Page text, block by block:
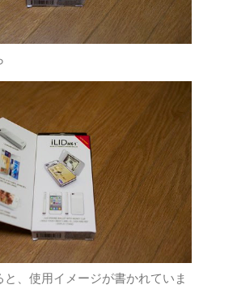
、使用イメージが書かれていま